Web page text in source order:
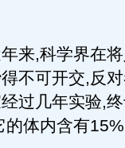
,科学界在将
不可开交,反
过几年实验,
体内含有